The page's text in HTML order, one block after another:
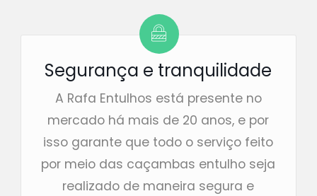
Segurança e tranquilidade
A Rafa Entulhos está presente no
mercado há mais de 20 anos, e por
isso garante que todo o serviço feito
por meio das caçambas entulho seja
realizado de maneira segura e